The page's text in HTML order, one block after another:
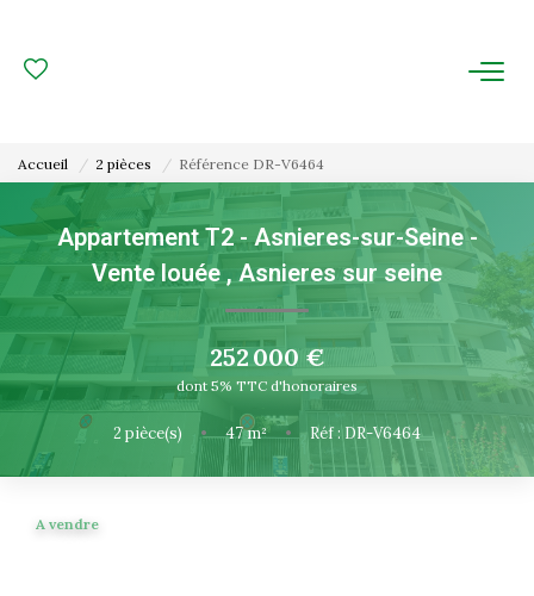
ESTIMATION
FAIRE GÉRER
Gestion Locative
Gestion De Copropriété
NOUS CONNAITRE
Accueil 2 pièces Référence DR-V6464
Appartement T2 - Asnieres-sur-Seine -
Vente louée , Asnieres sur seine
252 000 €
dont 5% TTC d'honoraires
2 pièce(s) • 47m² • Réf : DR-V6464
A vendre